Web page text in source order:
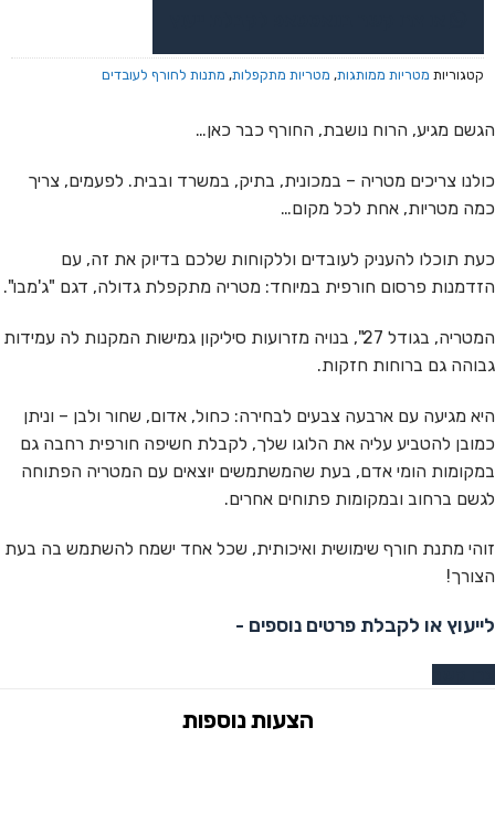
קטגוריות מטריות ממותגות, מטריות מתקפלות, מתנות לחורף לעובדים
הגשם מגיע, הרוח נושבת, החורף כבר כאן…
כולנו צריכים מטריה – במכונית, בתיק, במשרד ובבית. לפעמים, צריך
כמה מטריות, אחת לכל מקום…
כעת תוכלו להעניק לעובדים וללקוחות שלכם בדיוק את זה, עם
הזדמנות פרסום חורפית במיוחד: מטריה מתקפלת גדולה, דגם "ג'מבו".
המטריה, בגודל 27", בנויה מזרועות סיליקון גמישות המקנות לה עמידות
גבוהה גם ברוחות חזקות.
היא מגיעה עם ארבעה צבעים לבחירה: כחול, אדום, שחור ולבן – וניתן
כמובן להטביע עליה את הלוגו שלך, לקבלת חשיפה חורפית רחבה גם
במקומות הומי אדם, בעת שהמשתמשים יוצאים עם המטריה הפתוחה
לגשם ברחוב ובמקומות פתוחים אחרים.
זוהי מתנת חורף שימושית ואיכותית, שכל אחד ישמח להשתמש בה בעת
הצורך!
לייעוץ או לקבלת פרטים נוספים -